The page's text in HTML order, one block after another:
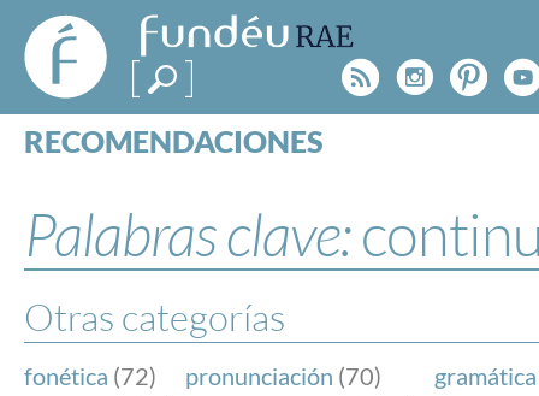
FundéuRAE
- Fundación
del Español
Urgente
Rss
RECOMENDACIONES
ESPECIALES
BLOG
NOTICIAS
SOBRE LA FUNDÉURAE
Palabras clave:
Otras categorías
fonética (72) pronunciación (70) gramática